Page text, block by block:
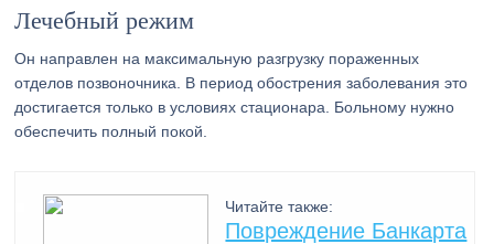
Лечебный режим
Он направлен на максимальную разгрузку пораженных
отделов позвоночника. В период обострения заболевания это
достигается только в условиях стационара. Больному нужно
обеспечить полный покой.
Читайте также:
Повреждение Банкарта